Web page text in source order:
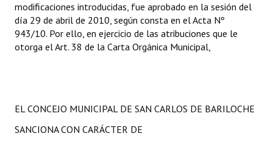
modificaciones introducidas, fue aprobado en la sesión del
día 29 de abril de 2010, según consta en el Acta Nº
943/10. Por ello, en ejercicio de las atribuciones que le
otorga el Art. 38 de la Carta Orgánica Municipal,
EL CONCEJO MUNICIPAL DE SAN CARLOS DE BARILOCHE
SANCIONA CON CARÁCTER DE